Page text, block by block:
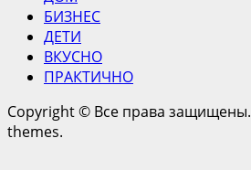
БИЗНЕС
ДЕТИ
ВКУСНО
ПРАКТИЧНО
Copyright © Все права защищены.
themes.